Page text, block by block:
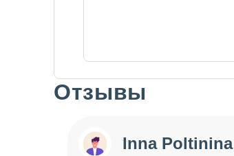
Отзывы
Inna Poltinina